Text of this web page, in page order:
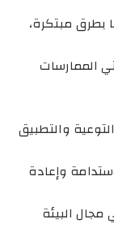
بطرق مبتكرة،
الممارسات
والتطبيق
وإعادة
البيئة